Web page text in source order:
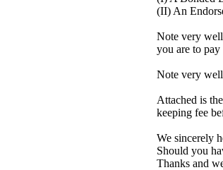
(II) An
Note very
you are to
Note very
Attached is
keeping fee
We sincerely
Should you
Thanks and